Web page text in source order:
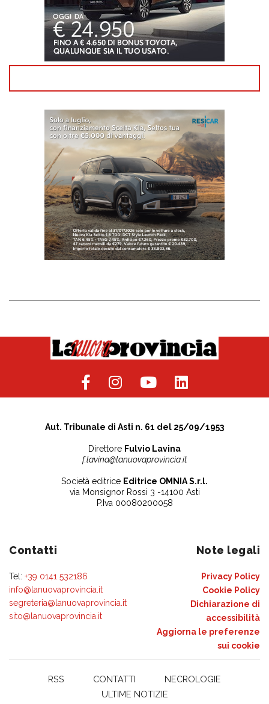
Aut. Tribunale di Asti n. 61 del 25/09/1953
Direttore Fulvio Lavina
f.lavina@lanuovaprovincia.it
Società editrice Editrice OMNIA S.r.l.
via Monsignor Rossi 3 -14100 Asti
P.Iva 00080200058
Contatti
Tel: +39 0141 532186
info@lanuovaprovincia.it
segreteria@lanuovaprovincia.it
sito@lanuovaprovincia.it
Note legali
Privacy Policy
Cookie Policy
Dichiarazione di
accessibilità
Aggiorna le preferenze
sui cookie
RSS CONTATTI
NECROLOGIE
ULTIME NOTIZIE